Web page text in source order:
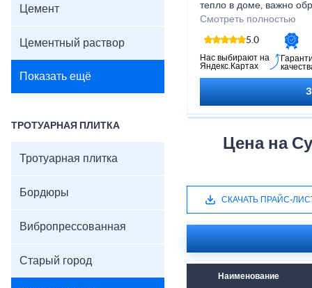
Цемент
Цементный раствор
Показать ещё
ТРОТУАРНАЯ ПЛИТКА
Тротуарная плитка
Бордюры
Вибропрессованная
Старый город
тепло в доме, важно
кровельный пирог. Как
несколько
обеспечить
звукоизоляцию. В
следить, чтобы
Смотреть полностью
5.0
Нас выбирают на
Яндекс.Картах
Цена на
СКАЧАТЬ ПРАЙС-
Наименование